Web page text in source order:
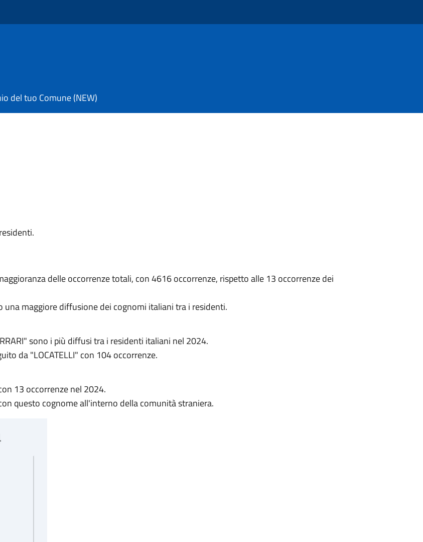
del tuo Comune (NEW)
delle occorrenze totali, con 4616 occorrenze, rispetto alle 13 occorrenze dei
maggiore diffusione dei cognomi italiani tra i residenti.
sono i più diffusi tra i residenti italiani nel 2024.
da "LOCATELLI" con 104 occorrenze.
13 occorrenze nel 2024.
questo cognome all'interno della comunità straniera.